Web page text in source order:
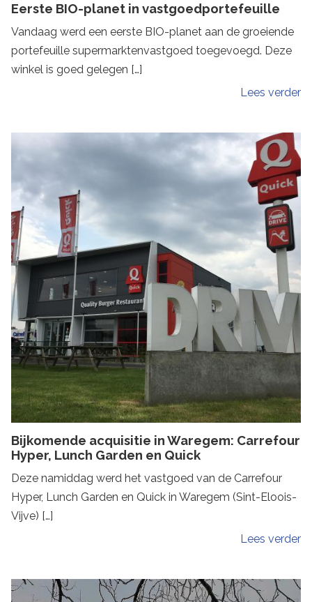
Eerste BIO-planet in vastgoedportefeuille
Vandaag werd een eerste BIO-planet aan de groeiende
portefeuille supermarktenvastgoed toegevoegd. Deze
winkel is goed gelegen […]
Lees verder
Bijkomende acquisitie in Waregem: Carrefour
Hyper, Lunch Garden en Quick
Deze namiddag werd het vastgoed van de Carrefour
Hyper, Lunch Garden en Quick in Waregem (Sint-Eloois-
Vijve) […]
Lees verder